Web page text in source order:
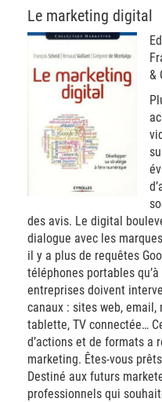
Le marketing digital
&
des avis. Le digital
dialogue avec les
il y a plus de requêtes
téléphones portables
entreprises doivent
canaux : sites web, email,
tablette, TV connectée…
d’actions et de formats a
marketing. Êtes-vous
Destiné aux futurs
professionnels qui